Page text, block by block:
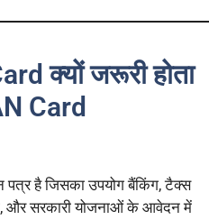
क्यों जरूरी होता
Card
पत्र है जिसका उपयोग बैंकिंग, टैक्स
और सरकारी योजनाओं के आवेदन में